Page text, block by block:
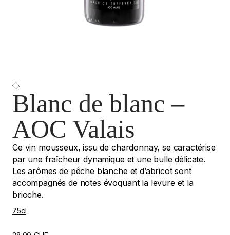
Ce vin mousseux, issu de chardonnay, se caractérise
par une fraîcheur dynamique et une bulle délicate.
Les arômes de pêche blanche et d’abricot sont
accompagnés de notes évoquant la levure et la
brioche.
Blanc de blanc –
AOC Valais
75cl